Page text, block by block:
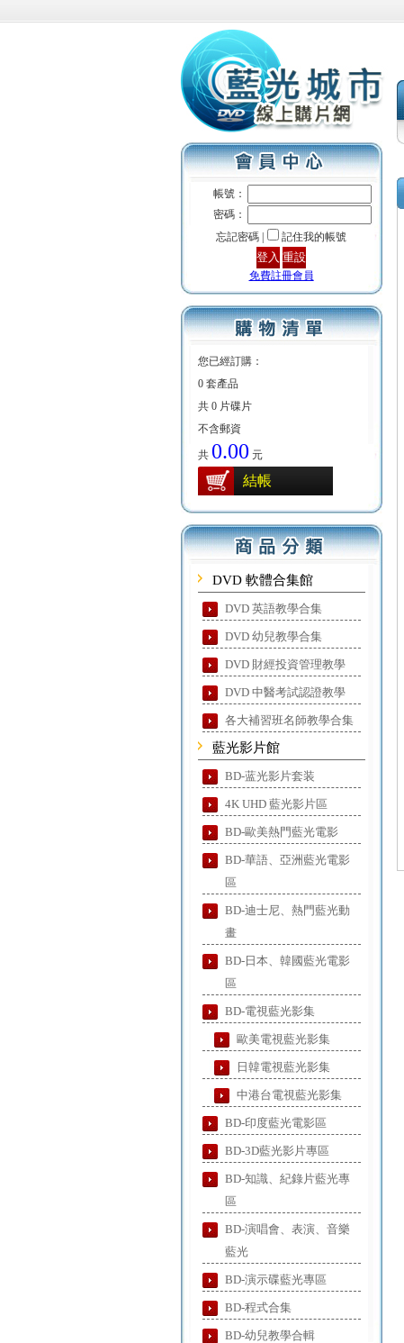
帳號：
密碼：
忘記密碼 |
記住我的帳號
免費註冊會員
您已經訂購：
0 套產品
共 0 片碟片
不含郵資
共 0.00 元
結帳
DVD 軟體合集館
DVD 英語教學合集
DVD 幼兒教學合集
DVD 財經投資管理教學
DVD 中醫考試認證教學
各大補習班名師教學合集
藍光影片館
BD-蓝光影片套装
4K UHD 藍光影片區
BD-歐美熱門藍光電影
BD-華語、亞洲藍光電影
區
BD-迪士尼、熱門藍光動
畫
BD-日本、韓國藍光電影
區
BD-電視藍光影集
歐美電視藍光影集
日韓電視藍光影集
中港台電視藍光影集
BD-印度藍光電影區
BD-3D藍光影片專區
BD-知識、紀錄片藍光專
區
BD-演唱會、表演、音樂
藍光
BD-演示碟藍光專區
BD-程式合集
BD-幼兒教學合輯